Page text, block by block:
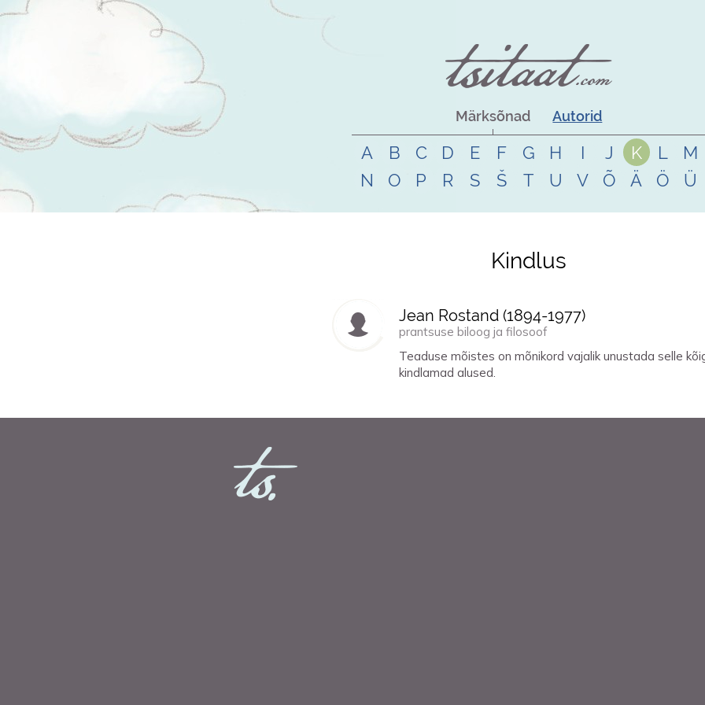
Märksõnad Autorid
A B C D E F G H I J K L
M
N
O P R S Š T U V Õ Ä Ö Ü
Kindlus
Jean Rostand (1894-1977)
prantsuse biloog ja filosoof
Teaduse mõistes on mõnikord vajalik unustada selle
kindlamad alused.